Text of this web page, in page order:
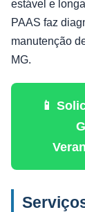
estável e
PAAS faz
manutenção
MG.
📱